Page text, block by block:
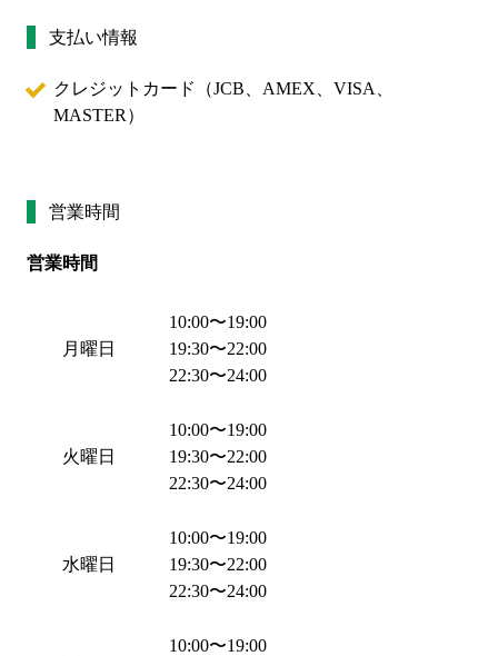
支払い情報
クレジットカード（JCB、AMEX、VISA、
MASTER ）
営業時間
営業時間
月曜日
火曜日
水曜日
10:00〜19:00
19:30〜22:00
22:30〜24:00
10:00〜19:00
19:30〜22:00
22:30〜24:00
10:00〜19:00
19:30〜22:00
22:30〜24:00
10:00〜19:00